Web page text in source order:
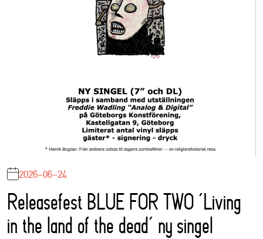
2026-06-24
Releasefest BLUE FOR TWO ‘Living
in the land of the dead’ ny singel